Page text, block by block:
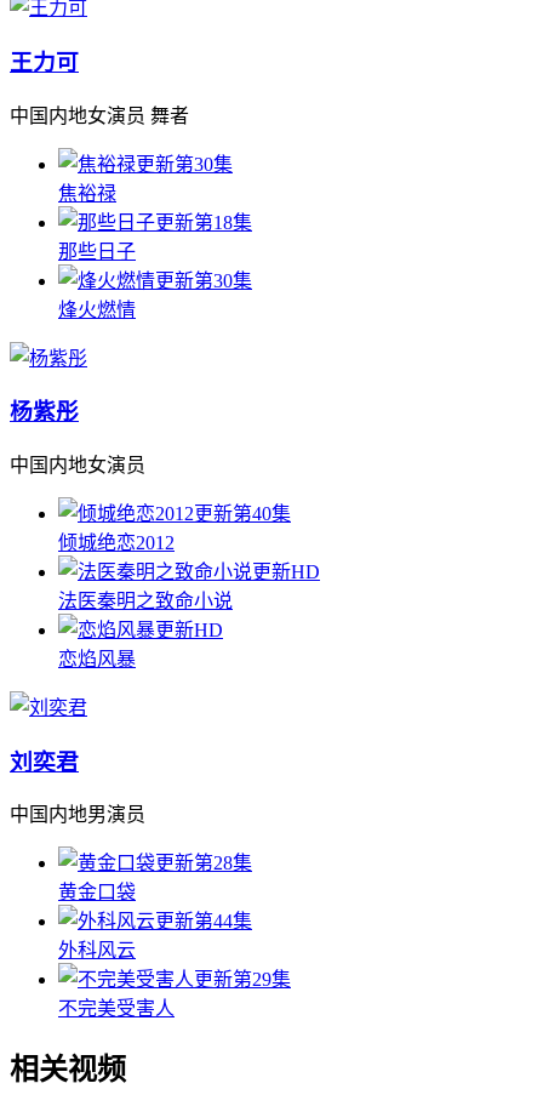
王力可
中国内地女演员 舞者
更新第30集
焦裕禄
更新第18集
那些日子
更新第30集
烽火燃情
杨紫彤
中国内地女演员
更新第40集
倾城绝恋2012
更新HD
法医秦明之致命小说
更新HD
恋焰风暴
刘奕君
中国内地男演员
更新第28集
黄金口袋
更新第44集
外科风云
更新第29集
不完美受害人
相关视频